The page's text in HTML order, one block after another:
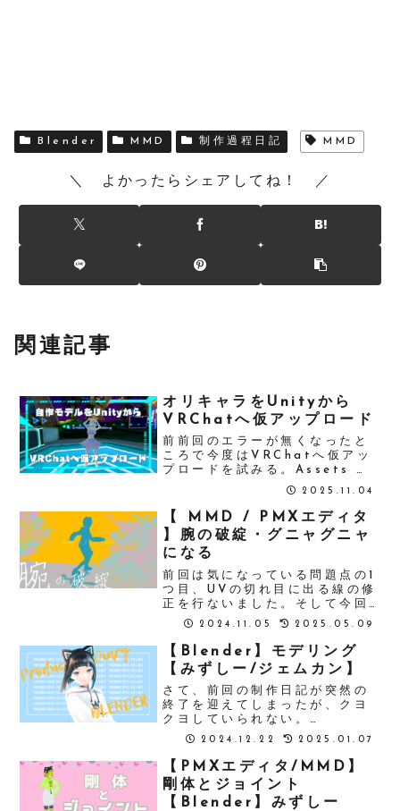
Blender MMD 制作過程日記 MMD
＼ よかったらシェアしてね！ ／
関連記事
オリキャラをUnityから
VRChatへ仮アップロード
前前回のエラーが無くなったと
ころで今度はVRChatへ仮アッ
プロードを試みる。Assets の
中にフォルダーを作成(フォルダ
を持ってくる前にまずテクスチ
ャは最初に入れといた方がいい
ようだ。作成したモデルフォル
ダ...
2025.11.04
【 MMD / PMXエディタ
】腕の破綻・グニャグニャ
になる
前回は気になっている問題点の1
つ目、UVの切れ目に出る線の修
正を行ないました。そして今回
は腕の破綻・グニャグニャの修
TransformViewでは問題なか
ったのに、MMDに表示するとこ
の問題が出てきました。↑事情
によ...
2024.11.05 2025.05.09
【Blender】モデリング
【みずしー/ジェムカン】
さて、前回の制作日記が突然の
終了を迎えてしまったが、クヨ
クヨしていられない。
Blender4.3をダウンロードす
顔、体、手、ボーンなどの基礎
オブジェクトを作成。遂に次の
プロジェクトに着手を始めた。
水科葵である。可愛...
2024.12.22 2025.01.07
【PMXエディタ/MMD】
剛体とジョイント
【Blender】みずしー